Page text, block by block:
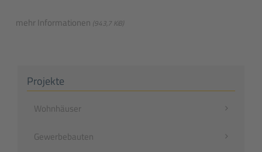
mehr Informationen (943,7 KiB)
Projekte
Navigation
Wohnhäuser
Gewerbebauten